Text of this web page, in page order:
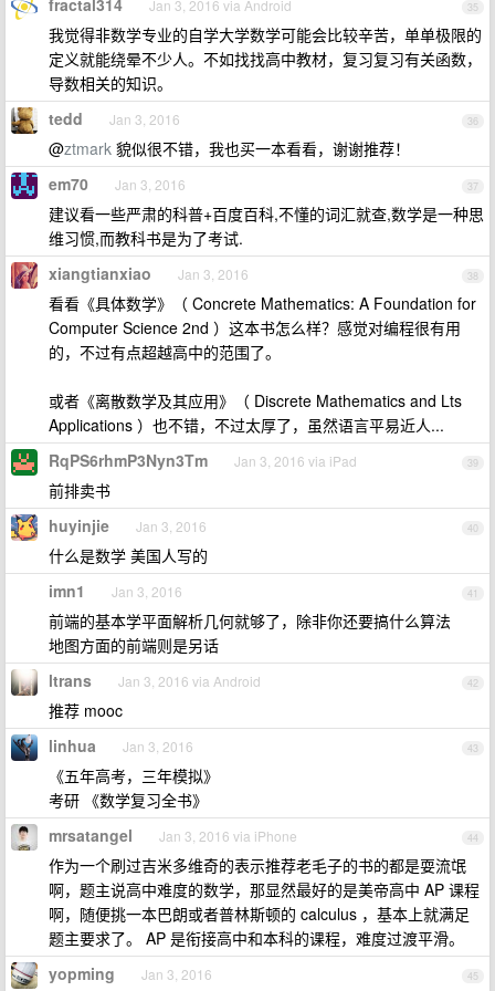
35
fractal314 Jan 3, 2016 via Android
我觉得非数学专业的自学大学数学可能会比较辛苦，单单极限的
定义就能绕晕不少人。不如找找高中教材，复习复习有关函数，
导数相关的知识。
36
tedd Jan 3, 2016
@ztmark 貌似很不错，我也买一本看看，谢谢推荐！
37
em70 Jan 3, 2016
建议看一些严肃的科普+百度百科,不懂的词汇就查,数学是一种思
维习惯,而教科书是为了考试.
38
xiangtianxiao Jan 3, 2016
看看《具体数学》（ Concrete Mathematics: A Foundation for
Computer Science 2nd ）这本书怎么样？感觉对编程很有用
的，不过有点超越高中的范围了。
或者《离散数学及其应用》（ Discrete Mathematics and Lts
Applications ）也不错，不过太厚了，虽然语言平易近人...
39
RqPS6rhmP3Nyn3Tm Jan 3, 2016 via iPad
前排卖书
40
huyinjie Jan 3, 2016
什么是数学 美国人写的
41
imn1 Jan 3, 2016
前端的基本学平面解析几何就够了，除非你还要搞什么算法
地图方面的前端则是另话
42
ltrans Jan 3, 2016 via Android
推荐 mooc
43
linhua Jan 3, 2016
《五年高考，三年模拟》
考研 《数学复习全书》
44
mrsatangel Jan 3, 2016 via iPhone
作为一个刷过吉米多维奇的表示推荐老毛子的书的都是耍流氓
啊，题主说高中难度的数学，那显然最好的是美帝高中 AP 课程
啊，随便挑一本巴朗或者普林斯顿的 calculus ，基本上就满足
题主要求了。 AP 是衔接高中和本科的课程，难度过渡平滑。
45
yopming Jan 3, 2016